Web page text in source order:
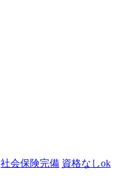
社会保険完備 資格なしok